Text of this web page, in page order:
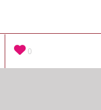
0